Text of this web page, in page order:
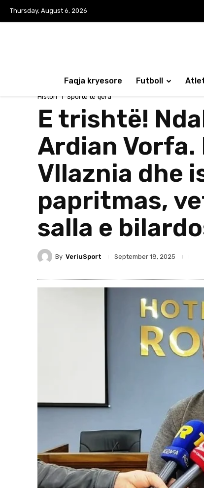
Thursday, August 6, 2026
Faqja kryesore Futboll
Histori Sporte të tjera
E trishtë!
Ardian
Vllaznia dhe
papritmas,
salla e
By VeriuSport September 18, 2025